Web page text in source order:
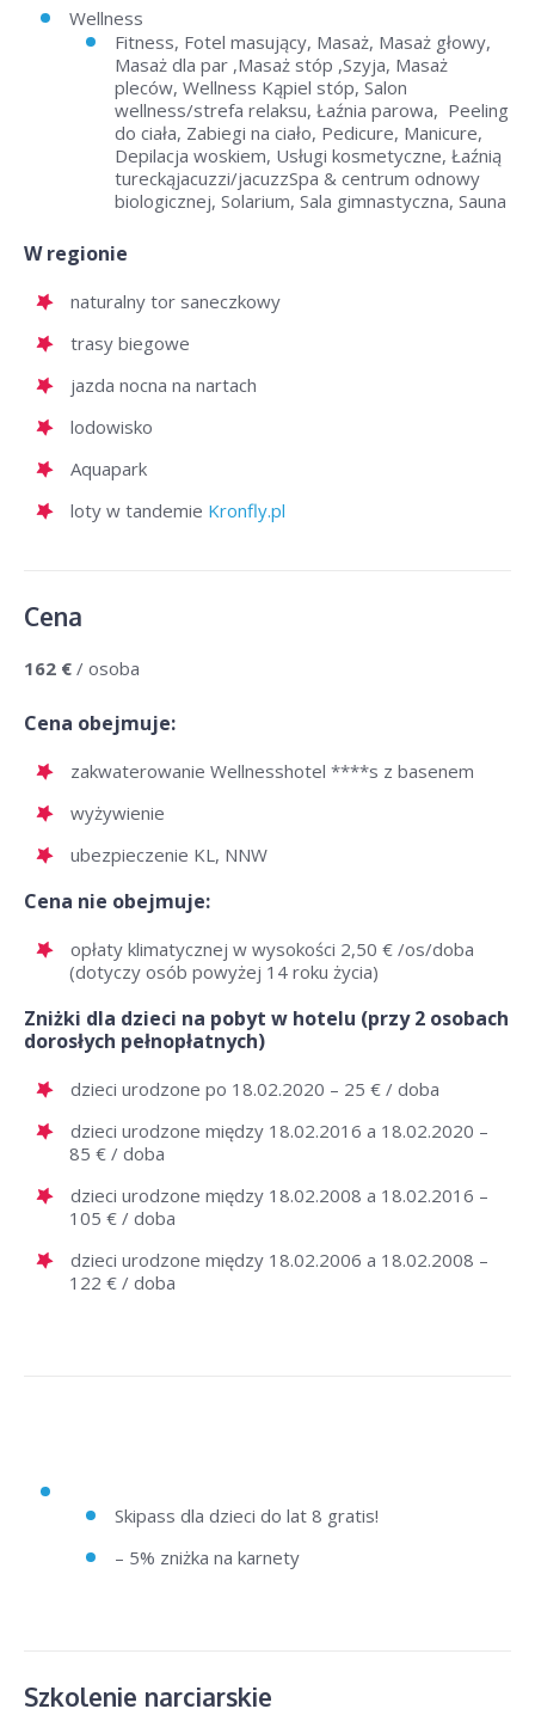
Wellness
Fitness, Fotel masujący, Masaż, Masaż głowy,
Masaż dla par ,Masaż stóp ,Szyja, Masaż
pleców, Wellness Kąpiel stóp, Salon
wellness/strefa relaksu, Łaźnia parowa, Peeling
do ciała, Zabiegi na ciało, Pedicure, Manicure,
Depilacja woskiem, Usługi kosmetyczne, Łaźnią
tureckąjacuzzi/jacuzzSpa & centrum odnowy
biologicznej, Solarium, Sala gimnastyczna, Sauna
W regionie
naturalny tor saneczkowy
trasy biegowe
jazda nocna na nartach
lodowisko
Aquapark
loty w tandemie Kronfly.pl
Cena
162 € / osoba
Cena obejmuje:
zakwaterowanie Wellnesshotel ****s z basenem
wyżywienie
ubezpieczenie KL, NNW
Cena nie obejmuje:
opłaty klimatycznej w wysokości 2,50 € /os/doba
(dotyczy osób powyżej 14 roku życia)
Zniżki dla dzieci na pobyt w hotelu (przy 2 osobach
dorosłych pełnopłatnych)
dzieci urodzone po 18.02.2020 – 25 € / doba
dzieci urodzone między 18.02.2016 a 18.02.2020 –
85 € / doba
dzieci urodzone między 18.02.2008 a 18.02.2016 –
105 € / doba
dzieci urodzone między 18.02.2006 a 18.02.2008 –
122 € / doba
Skipass dla dzieci do lat 8 gratis!
– 5% zniżka na karnety
Szkolenie narciarskie